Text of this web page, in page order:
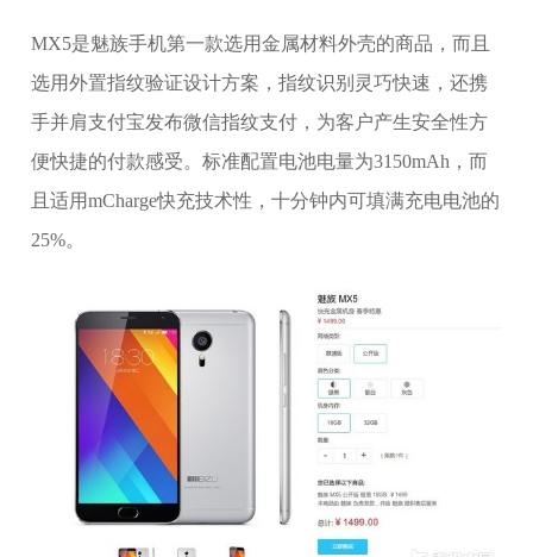
MX5是魅族手机第一款选用金属材料外壳的商品，而且
选用外置指纹验证设计方案，指纹识别灵巧快速，还携
手并肩支付宝发布微信指纹支付，为客户产生安全性方
便快捷的付款感受。标准配置电池电量为3150mAh，而
且适用mCharge快充技术性，十分钟内可填满充电电池的
25%。